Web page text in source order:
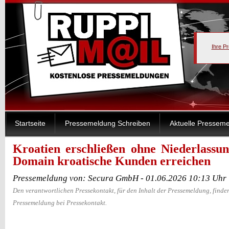
Ihre
Startseite Pressemeldung Schreiben Aktuelle
Kroatien erschließen ohne
Domain kroatische Kunden erreichen
Pressemeldung von: Secura GmbH - 01.06.2026 10:13 Uhr
Den verantwortlichen Pressekontakt, für den Inhalt der Pressemeldung,
Pressemeldung bei Pressekontakt.